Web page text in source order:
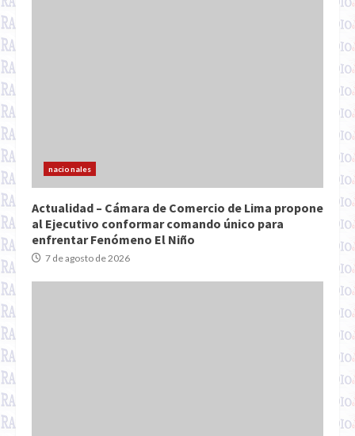
nacionales
Actualidad – Cámara de Comercio de Lima propone
al Ejecutivo conformar comando único para
enfrentar Fenómeno El Niño
7 de agosto de 2026